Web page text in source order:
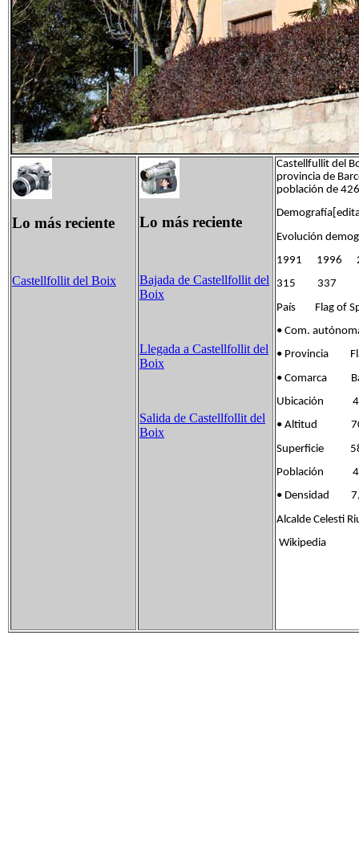
Lo más reciente
Castellfollit del Boix
Lo más reciente
Bajada de Castellfollit del
Boix
Llegada a Castellfollit del
Boix
Salida de Castellfollit del
Boix
Castellfullit del
provincia de
población de
Evolución
1991 1996
315 337
País Flag of
• Com.
• Provincia
• Comarca
Ubicación
• Altitud
Superficie
Población
• Densidad
Alcalde Celesti
Wikipedia